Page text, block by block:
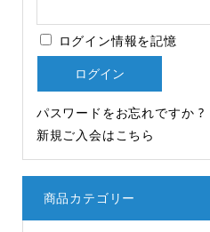
ログイン情報を記憶
パスワードをお忘れですか ?
新規ご入会はこちら
商品カテゴリー